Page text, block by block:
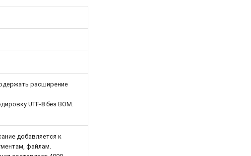
расширение
UTF-8 без BOM.
добавляется к
файлам.